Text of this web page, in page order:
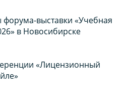
выставки «Учебная
в Новосибирске
«Лицензионный